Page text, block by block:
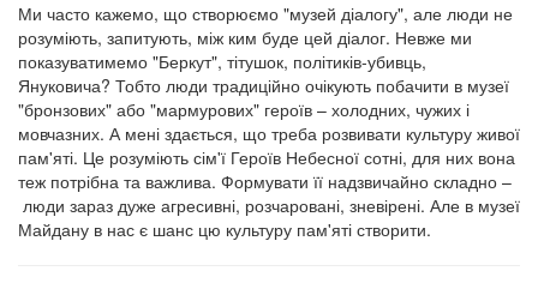
Ми часто кажемо, що створюємо "музей діалогу", але люди не
розуміють, запитують, між ким буде цей діалог. Невже ми
показуватимемо "Беркут", тітушок, політиків-убивць,
Януковича? Тобто люди традиційно очікують побачити в музеї
"бронзових" або "мармурових" героїв – холодних, чужих і
мовчазних. А мені здається, що треба розвивати культуру живої
пам'яті. Це розуміють сім'ї Героїв Небесної сотні, для них вона
теж потрібна та важлива. Формувати її надзвичайно складно –
люди зараз дуже агресивні, розчаровані, зневірені. Але в музеї
Майдану в нас є шанс цю культуру пам'яті створити.